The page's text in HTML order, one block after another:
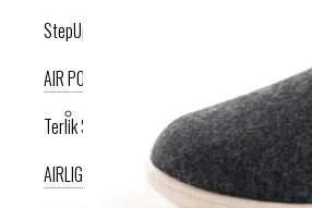
StepUp
AIR PODPLAT
Terlik Sabo
AIRLIGHT PODPLAT II. NOVIAIRLIGHT